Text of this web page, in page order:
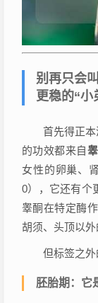
别再只会
更稳的“小
首先得正本
的功效都来自
女性的卵巢、
0），它还有个
睾酮在特定酶
胡须、头顶以外
但标签之外
胚胎期：它